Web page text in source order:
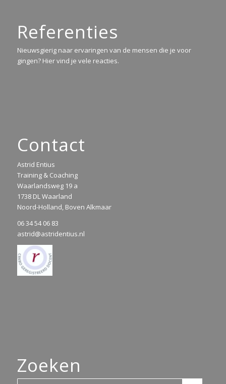
Referenties
Nieuwsgierig naar ervaringen van de mensen die je voor
gingen? Hier vind je vele reacties.
Contact
Astrid Entius
Training & Coaching
Waarlandsweg 19 a
1738 DL Waarland
Noord-Holland, Boven Alkmaar
06 34 54 06 83
astrid@astridentius.nl
Zoeken